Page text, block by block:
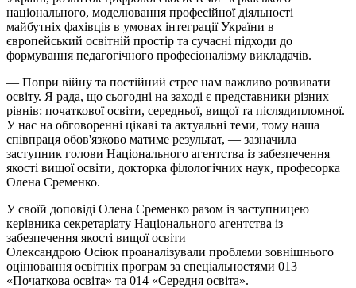
національного, моделювання професійної діяльності
майбутніх фахівців в умовах інтеграції України в
європейський освітній простір та сучасні підходи до
формування педагогічного професіоналізму викладачів.
— Попри війну та постійний стрес нам важливо розвивати
освіту. Я рада, що сьогодні на заході є представники різних
рівнів: початкової освіти, середньої, вищої та післядипломної.
У нас на обговоренні цікаві та актуальні теми, тому наша
співпраця обов'язково матиме результат, — зазначила
заступник голови Національного агентства із забезпечення
якості вищої освіти, докторка філологічних наук, професорка
Олена Єременко.
У своїй доповіді Олена Єременко разом із заступницею
керівника секретаріату Національного агентства із
забезпечення якості вищої освіти
Олександрою Осіюк проаналізували проблеми зовнішнього
оцінювання освітніх програм за спеціальностями 013
«Початкова освіта» та 014 «Середня освіта».